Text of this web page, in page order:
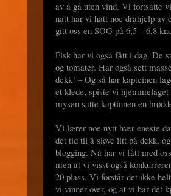
av å gå uten vind. Vi fortsatte
natt har vi hatt noe drahjelp av
gitt oss en SOG på 6,5 – 6,8
Fisk har vi også fått i dag. De
og tomater. Har også sett
dekk! – Og så har kapteinen
et klede, spiste vi
mysen satte kaptinnen en
Vi lærer noe nytt hver eneste
det tid til å sløve litt på dekk,
blogging. Nå har vi fått med
men at vi visst også
20.plass. Vi forstår det ikke
vi vinner over, og at vi har det